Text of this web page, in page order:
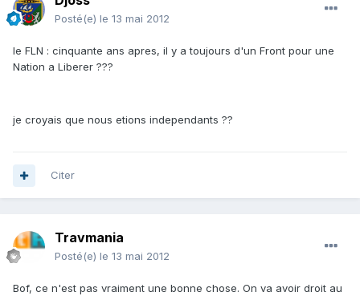
Posté(e) le 13 mai 2012
le FLN : cinquante ans apres, il y a toujours d'un Front pour une
Nation a Liberer ???
je croyais que nous etions independants ??
Citer
Travmania
Posté(e) le 13 mai 2012
Bof, ce n'est pas vraiment une bonne chose. On va avoir droit au